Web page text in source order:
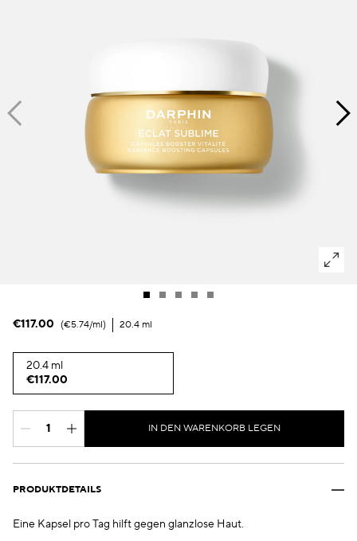
Verlust von Volumen
€117.00 €5.74/ml 20.4 ml
20.4 ml
€117.00
IN DEN WARENKORB LEGEN
PRODUKTDETAILS
Eine Kapsel pro Tag hilft gegen glanzlose Haut.